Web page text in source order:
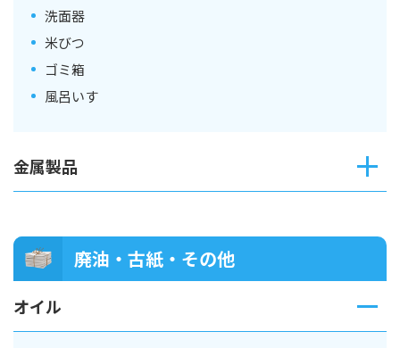
洗面器
米びつ
ゴミ箱
風呂いす
金属製品
廃油・古紙・その他
オイル